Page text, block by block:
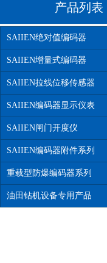
产品列表
SAIIEN绝对值编码器
SAIIEN增量式编码器
SAIIEN拉线位移传感器
SAIIEN编码器显示仪表
SAIIEN闸门开度仪
SAIIEN编码器附件系列
重载型防爆编码器系列
油田钻机设备专用产品